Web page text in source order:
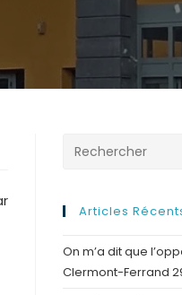
Articles
On m’a dit que
Clermont-Ferrand